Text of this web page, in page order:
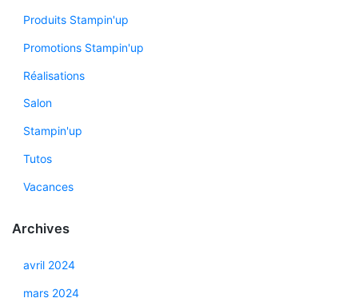
Produits Stampin'up
Promotions Stampin'up
Réalisations
Salon
Stampin'up
Tutos
Vacances
Archives
avril 2024
mars 2024